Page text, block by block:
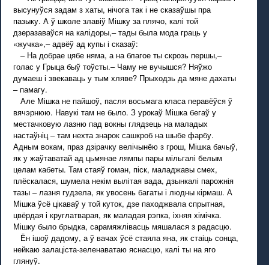
высунуўся задам з хаты, нічога так і не сказаўшы пра
пазыку. А ў школе злавіў Мішку за плячо, калі той
дзеразаваўся на калідоры,– тады была мода граць у
«жучка»,– адвёў ад купы і сказаў:
– На добрае цябе няма, а на благое ты скрозь першы,–
голас у Грыца быў тоўсты.– Чаму не вучышся? Няўжо
думаеш і звекаваць у тым хляве? Прыходзь да мяне дахаты
– памагу.
Але Мішка не пайшоў, пасля восьмага класа перавёўся ў
вячэрнюю. Навукі там не было. З урокаў Мішка бегаў у
местачковую лазню пад вокны глядзець на маладых
настаўніц – там нехта знарок сашкроб на шыбе фарбу.
Адным вокам, праз дзірачку велічынёю з грош, Мішка бачыў,
як у жаўтаватай ад цьмянае лямпы пары мільгалі белым
целам кабеты. Там стаяў гоман, піск, маладжавы смех,
плёскалася, шумела некім вылітая вада, дзынкалі парожнія
тазы – лазня гудзела, як увосень багаты і людны кірмаш. А
Мішка ўсё цікаваў у той куток, дзе паходжвала спрытная,
цвёрдая і круглатварая, як маладая рэпка, іхняя хімічка.
Мішку было брыдка, сарамяжлівасць мяшалася з радасцю.
Ён ішоў дадому, а ў вачах ўсё стаяла яна, як стаіць сонца,
нейкаю залаціста-зеленаватаю яснасцю, калі ты на яго
глянуў.